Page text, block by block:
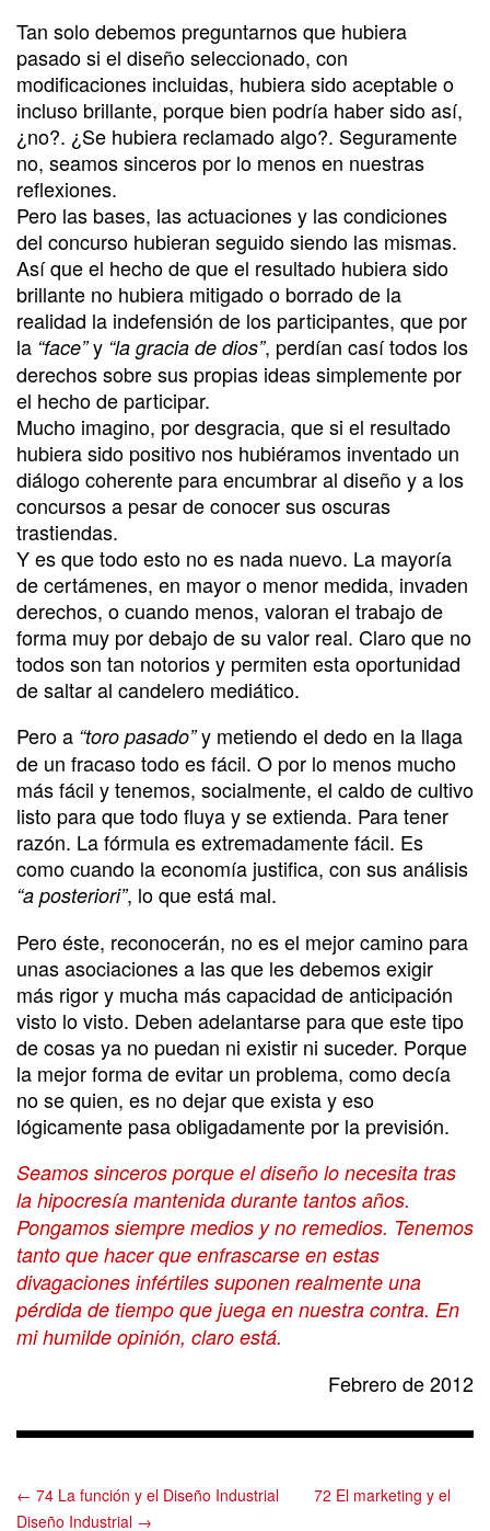
Tan solo debemos preguntarnos que hubiera
pasado si el diseño seleccionado, con
modificaciones incluidas, hubiera sido aceptable o
incluso brillante, porque bien podría haber sido así,
¿no?. ¿Se hubiera reclamado algo?. Seguramente
no, seamos sinceros por lo menos en nuestras
reflexiones.
Pero las bases, las actuaciones y las condiciones
del concurso hubieran seguido siendo las mismas.
Así que el hecho de que el resultado hubiera sido
brillante no hubiera mitigado o borrado de la
realidad la indefensión de los participantes, que por
la “face”y “la gracia de dios”, perdían casí todos los
derechos sobre sus propias ideas simplemente por
el hecho de participar.
Mucho imagino, por desgracia, que si el resultado
hubiera sido positivo nos hubiéramos inventado un
diálogo coherente para encumbrar al diseño y a los
concursos a pesar de conocer sus oscuras
trastiendas.
Y es que todo esto no es nada nuevo. La mayoría
de certámenes, en mayor o menor medida, invaden
derechos, o cuando menos, valoran el trabajo de
forma muy por debajo de su valor real. Claro que no
todos son tan notorios y permiten esta oportunidad
de saltar al candelero mediático.
Pero a “toro pasado”y metiendo el dedo en la llaga
de un fracaso todo es fácil. O por lo menos mucho
más fácil y tenemos, socialmente, el caldo de cultivo
listo para que todo fluya y se extienda. Para tener
razón. La fórmula es extremadamente fácil. Es
como cuando la economía justifica, con sus análisis
“a posteriori”, lo que está mal.
Pero éste, reconocerán, no es el mejor camino para
unas asociaciones a las que les debemos exigir
más rigor y mucha más capacidad de anticipación
visto lo visto. Deben adelantarse para que este tipo
de cosas ya no puedan ni existir ni suceder. Porque
la mejor forma de evitar un problema, como decía
no se quien, es no dejar que exista y eso
lógicamente pasa obligadamente por la previsión.
Seamos sinceros porque el diseño lo necesita tras
la hipocresía mantenida durante tantos años.
Pongamos siempre medios y no remedios. Tenemos
tanto que hacer que enfrascarse en estas
divagaciones infértiles suponen realmente una
pérdida de tiempo que juega en nuestra contra. En
mi humilde opinión, claro está.
Febrero de 2012
← 74 La función y el Diseño Industrial
72 El marketing y el
Diseño Industrial →